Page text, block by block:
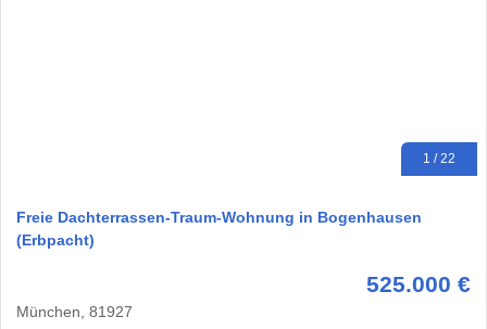
1 / 22
Freie Dachterrassen-Traum-Wohnung in Bogenhausen
(Erbpacht)
525.000 €
München, 81927